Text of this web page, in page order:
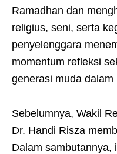
Ramadhan dan
religius, seni, serta
penyelenggara
momentum refleksi
generasi muda
Sebelumnya, Wakil
Dr. Handi Risza
Dalam sambutannya,